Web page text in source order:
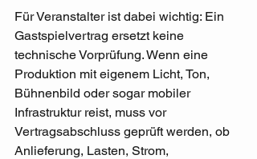
Für Veranstalter ist dabei wichtig: Ein
Gastspielvertrag ersetzt keine
technische Vorprüfung. Wenn eine
Produktion mit eigenem Licht, Ton,
Bühnenbild oder sogar mobiler
Infrastruktur reist, muss vor
Vertragsabschluss geprüft werden, ob
Anlieferung, Lasten, Strom,